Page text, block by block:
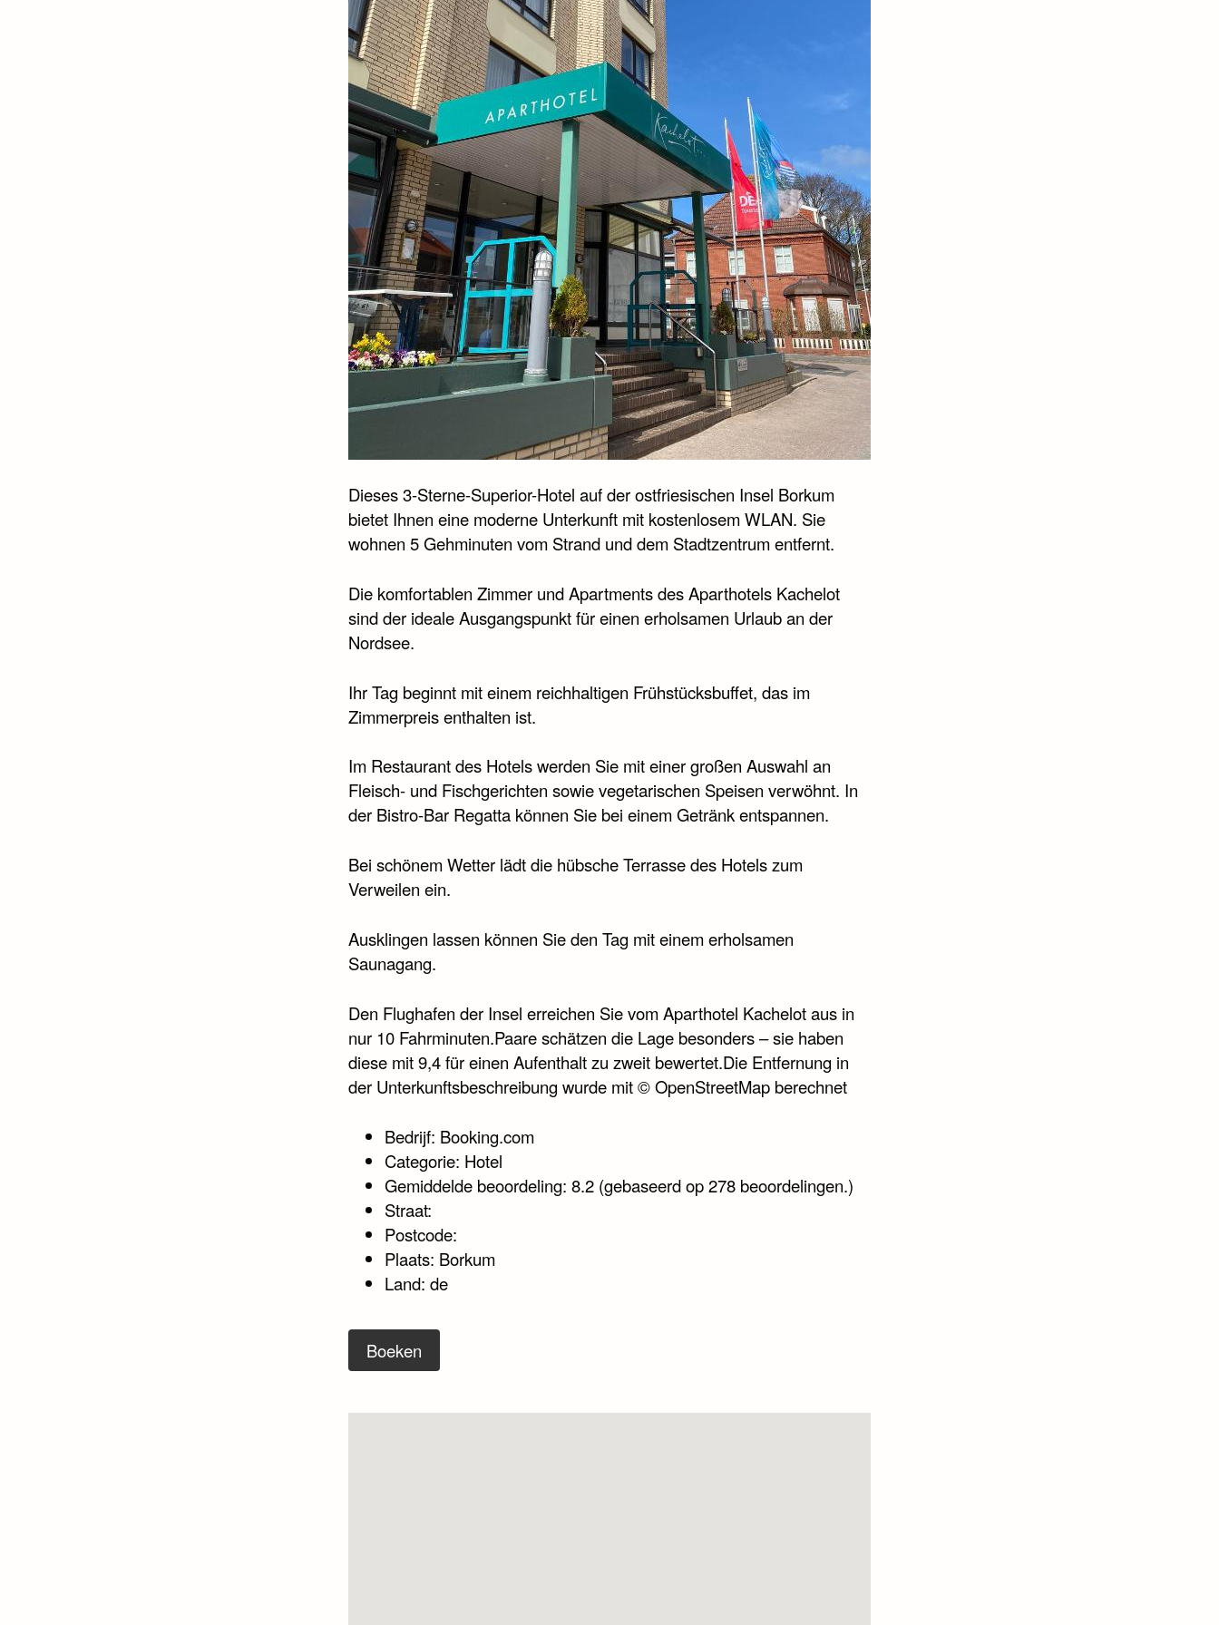
Dieses 3-Sterne-Superior-Hotel auf der ostfriesischen Insel Borkum
bietet Ihnen eine moderne Unterkunft mit kostenlosem WLAN. Sie
wohnen 5 Gehminuten vom Strand und dem Stadtzentrum entfernt.
Die komfortablen Zimmer und Apartments des Aparthotels Kachelot
sind der ideale Ausgangspunkt für einen erholsamen Urlaub an der
Nordsee.
Ihr Tag beginnt mit einem reichhaltigen Frühstücksbuffet, das im
Zimmerpreis enthalten ist.
Im Restaurant des Hotels werden Sie mit einer großen Auswahl an
Fleisch- und Fischgerichten sowie vegetarischen Speisen verwöhnt. In
der Bistro-Bar Regatta können Sie bei einem Getränk entspannen.
Bei schönem Wetter lädt die hübsche Terrasse des Hotels zum
Verweilen ein.
Ausklingen lassen können Sie den Tag mit einem erholsamen
Saunagang.
Den Flughafen der Insel erreichen Sie vom Aparthotel Kachelot aus in
nur 10 Fahrminuten.Paare schätzen die Lage besonders – sie haben
diese mit 9,4 für einen Aufenthalt zu zweit bewertet.Die Entfernung in
der Unterkunftsbeschreibung wurde mit © OpenStreetMap berechnet
Bedrijf: Booking.com
Categorie: Hotel
Gemiddelde beoordeling: 8.2 (gebaseerd op 278 beoordelingen.)
Straat:
Postcode:
Plaats: Borkum
Land: de
Boeken